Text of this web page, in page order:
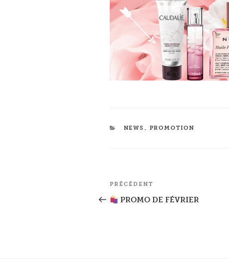
CATÉGORIES
NEWS , PROMOTION
Navigation
de
Article
précédent
PRÉCÉDENT
PROMO DE FÉVRIER